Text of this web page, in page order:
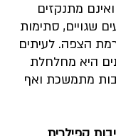
מתנקזים
שגויים, סתימות
הצפה. לעיתים
היא מחלחלת
מתמשכת ואף